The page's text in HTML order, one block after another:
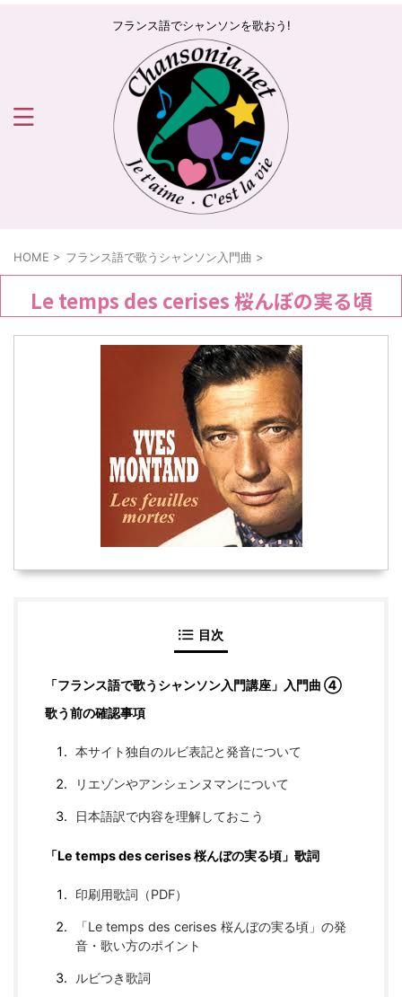
フランス語でシャンソンを歌おう!
HOME > フランス語で歌うシャンソン入門曲 >
Le temps des cerises 桜んぼの実る頃
目次
「フランス語で歌うシャンソン入門講座」入門曲 ④
歌う前の確認事項
本サイト独自のルビ表記と発音について
リエゾンやアンシェンヌマンについて
日本語訳で内容を理解しておこう
「Le temps des cerises 桜んぼの実る頃」歌詞
印刷用歌詞（PDF）
「Le temps des cerises 桜んぼの実る頃」の発
音・歌い方のポイント
ルビつき歌詞